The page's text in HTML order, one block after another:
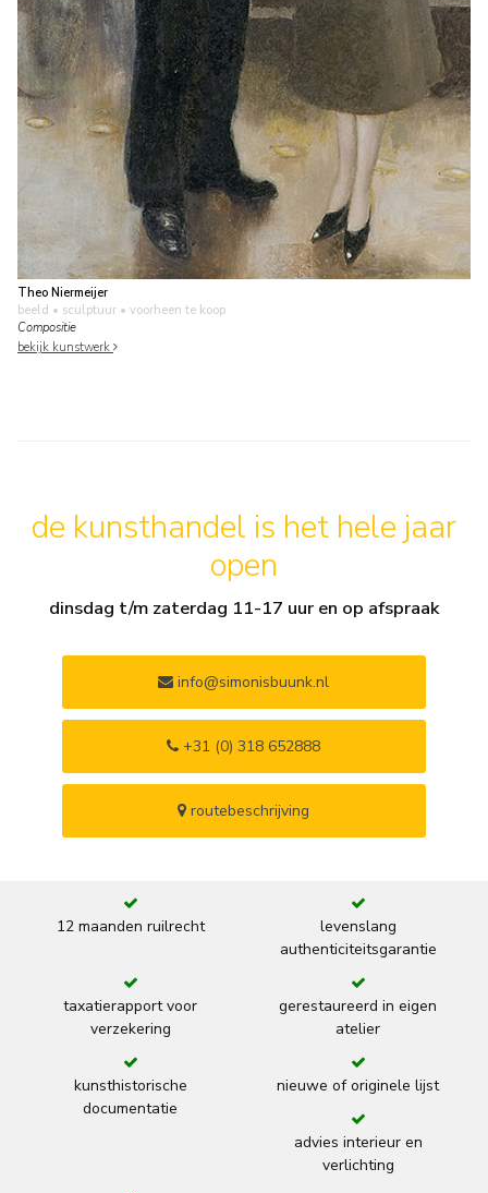
Theo Niermeijer
beeld • sculptuur • voorheen te koop
Compositie
bekijk kunstwerk
de kunsthandel is het hele jaar
open
dinsdag t/m zaterdag 11-17 uur en op afspraak
info@simonisbuunk.nl
+31 (0) 318 652888
routebeschrijving
12 maanden ruilrecht
levenslang
authenticiteitsgarantie
taxatierapport voor
verzekering
gerestaureerd in eigen
atelier
kunsthistorische
documentatie
nieuwe of originele lijst
advies interieur en
verlichting